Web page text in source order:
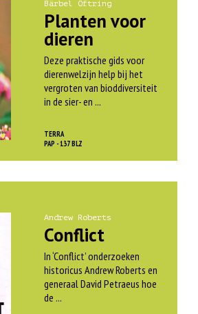
Bärbel Oftring
Planten voor
dieren
Deze praktische gids voor
dierenwelzijn help bij het
vergroten van bioddiversiteit
in de sier- en ...
TERRA
PAP - 137 BLZ
Andrew Roberts
Conflict
In ‘Conflict’ onderzoeken
historicus Andrew Roberts en
generaal David Petraeus hoe
de ...